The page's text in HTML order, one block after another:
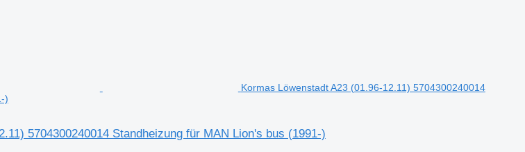
Kormas Löwenstadt A23 (01.96-12.11) 5704300240014
)
5704300240014 Standheizung für MAN Lion's bus (1991-)